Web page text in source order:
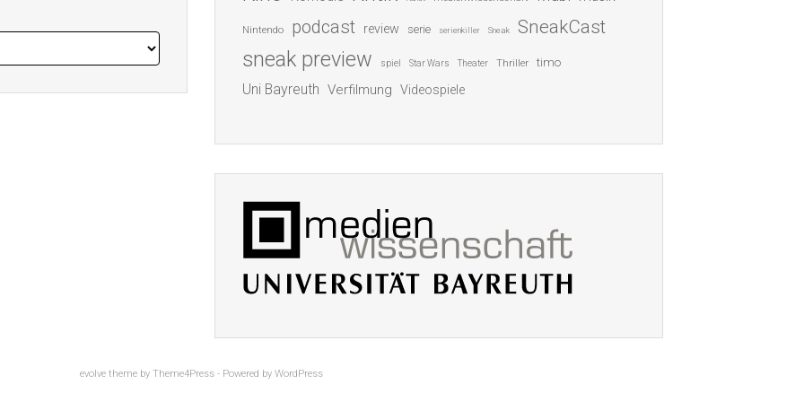
Nintendo podcast review serie serienkiller Sneak SneakCast
sneak preview spiel Star Wars Theater Thriller timo
Uni Bayreuth Verfilmung Videospiele
evolvetheme by Theme4Press - Powered by WordPress